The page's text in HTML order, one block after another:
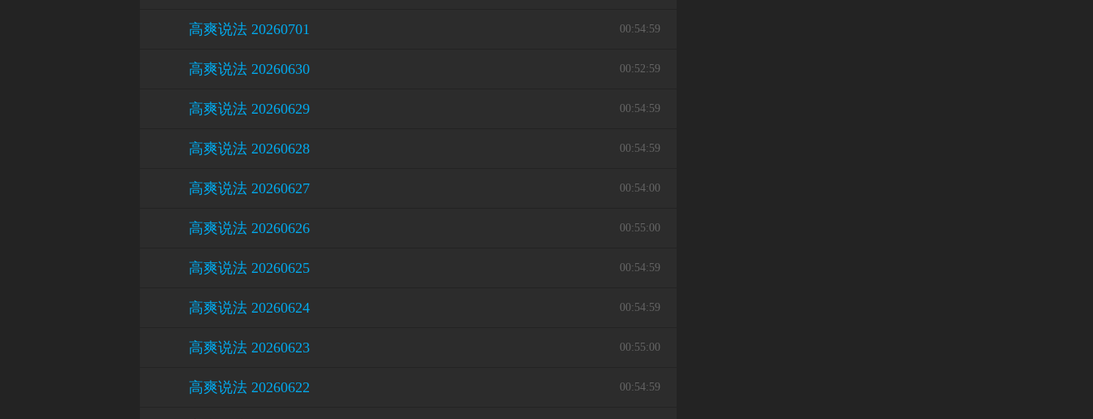
高爽说法 20260701 00:54:59
高爽说法 20260630 00:52:59
高爽说法 20260629 00:54:59
高爽说法 20260628 00:54:59
高爽说法 20260627 00:54:00
高爽说法 20260626 00:55:00
高爽说法 20260625 00:54:59
高爽说法 20260624 00:54:59
高爽说法 20260623 00:55:00
高爽说法 20260622 00:54:59